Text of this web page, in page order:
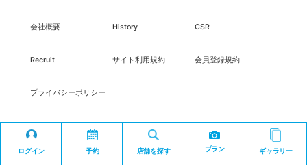
ログイン 予約 店舗を探す プラン ギャラリー
会社概要 History CSR
Recruit サイト利用規約 会員登録規約
プライバシーポリシー